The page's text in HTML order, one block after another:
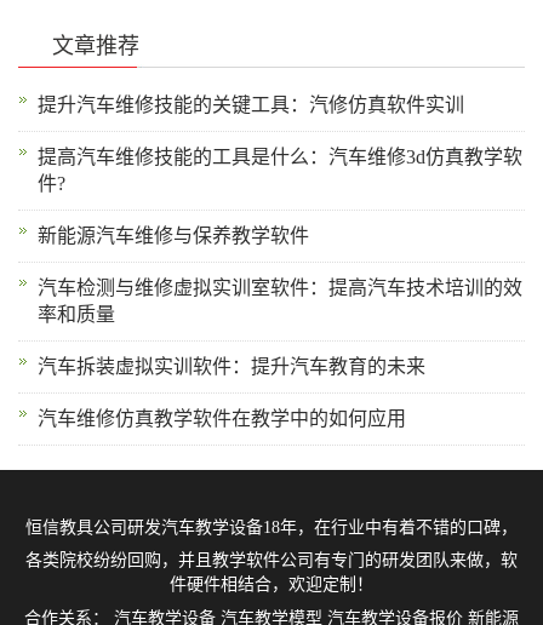
文章推荐
提升汽车维修技能的关键工具：汽修仿真软件实训
提高汽车维修技能的工具是什么：汽车维修3d仿真教学软
件?
新能源汽车维修与保养教学软件
汽车检测与维修虚拟实训室软件：提高汽车技术培训的效
率和质量
汽车拆装虚拟实训软件：提升汽车教育的未来
汽车维修仿真教学软件在教学中的如何应用
恒信教具公司研发汽车教学设备18年，在行业中有着不错的口碑，
各类院校纷纷回购，并且教学软件公司有专门的研发团队来做，软
件硬件相结合，欢迎定制！
合作关系： 汽车教学设备 汽车教学模型 汽车教学设备报价 新能源